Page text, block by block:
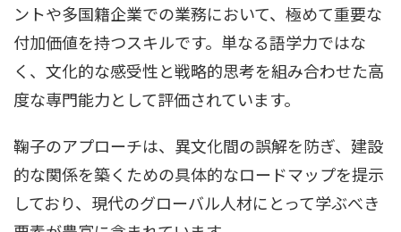
ントや多国籍企業での業務において、極めて重要な
付加価値を持つスキルです。単なる語学力ではな
く、文化的な感受性と戦略的思考を組み合わせた高
度な専門能力として評価されています。
鞠子のアプローチは、異文化間の誤解を防ぎ、建設
的な関係を築くための具体的なロードマップを提示
しており、現代のグローバル人材にとって学ぶべき